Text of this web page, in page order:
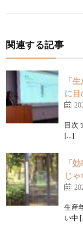
関連する記事
「
に目
目次
[…]
「
じ
生産
い中